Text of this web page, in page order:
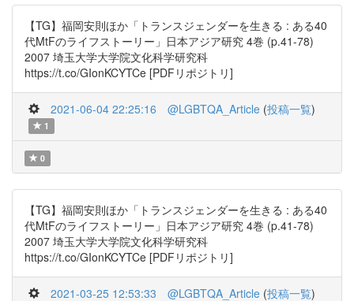
【TG】福岡安則ほか「トランスジェンダーを生きる : ある40
代MtFのライフストーリー」日本アジア研究 4巻 (p.41-78)
2007 埼玉大学大学院文化科学研究科
https://t.co/GIonKCYTCe [PDFリポジトリ]
2021-06-04 22:25:16 @LGBTQA_Article (投稿一覧)
1
0
【TG】福岡安則ほか「トランスジェンダーを生きる : ある40
代MtFのライフストーリー」日本アジア研究 4巻 (p.41-78)
2007 埼玉大学大学院文化科学研究科
https://t.co/GIonKCYTCe [PDFリポジトリ]
2021-03-25 12:53:33 @LGBTQA_Article (投稿一覧)